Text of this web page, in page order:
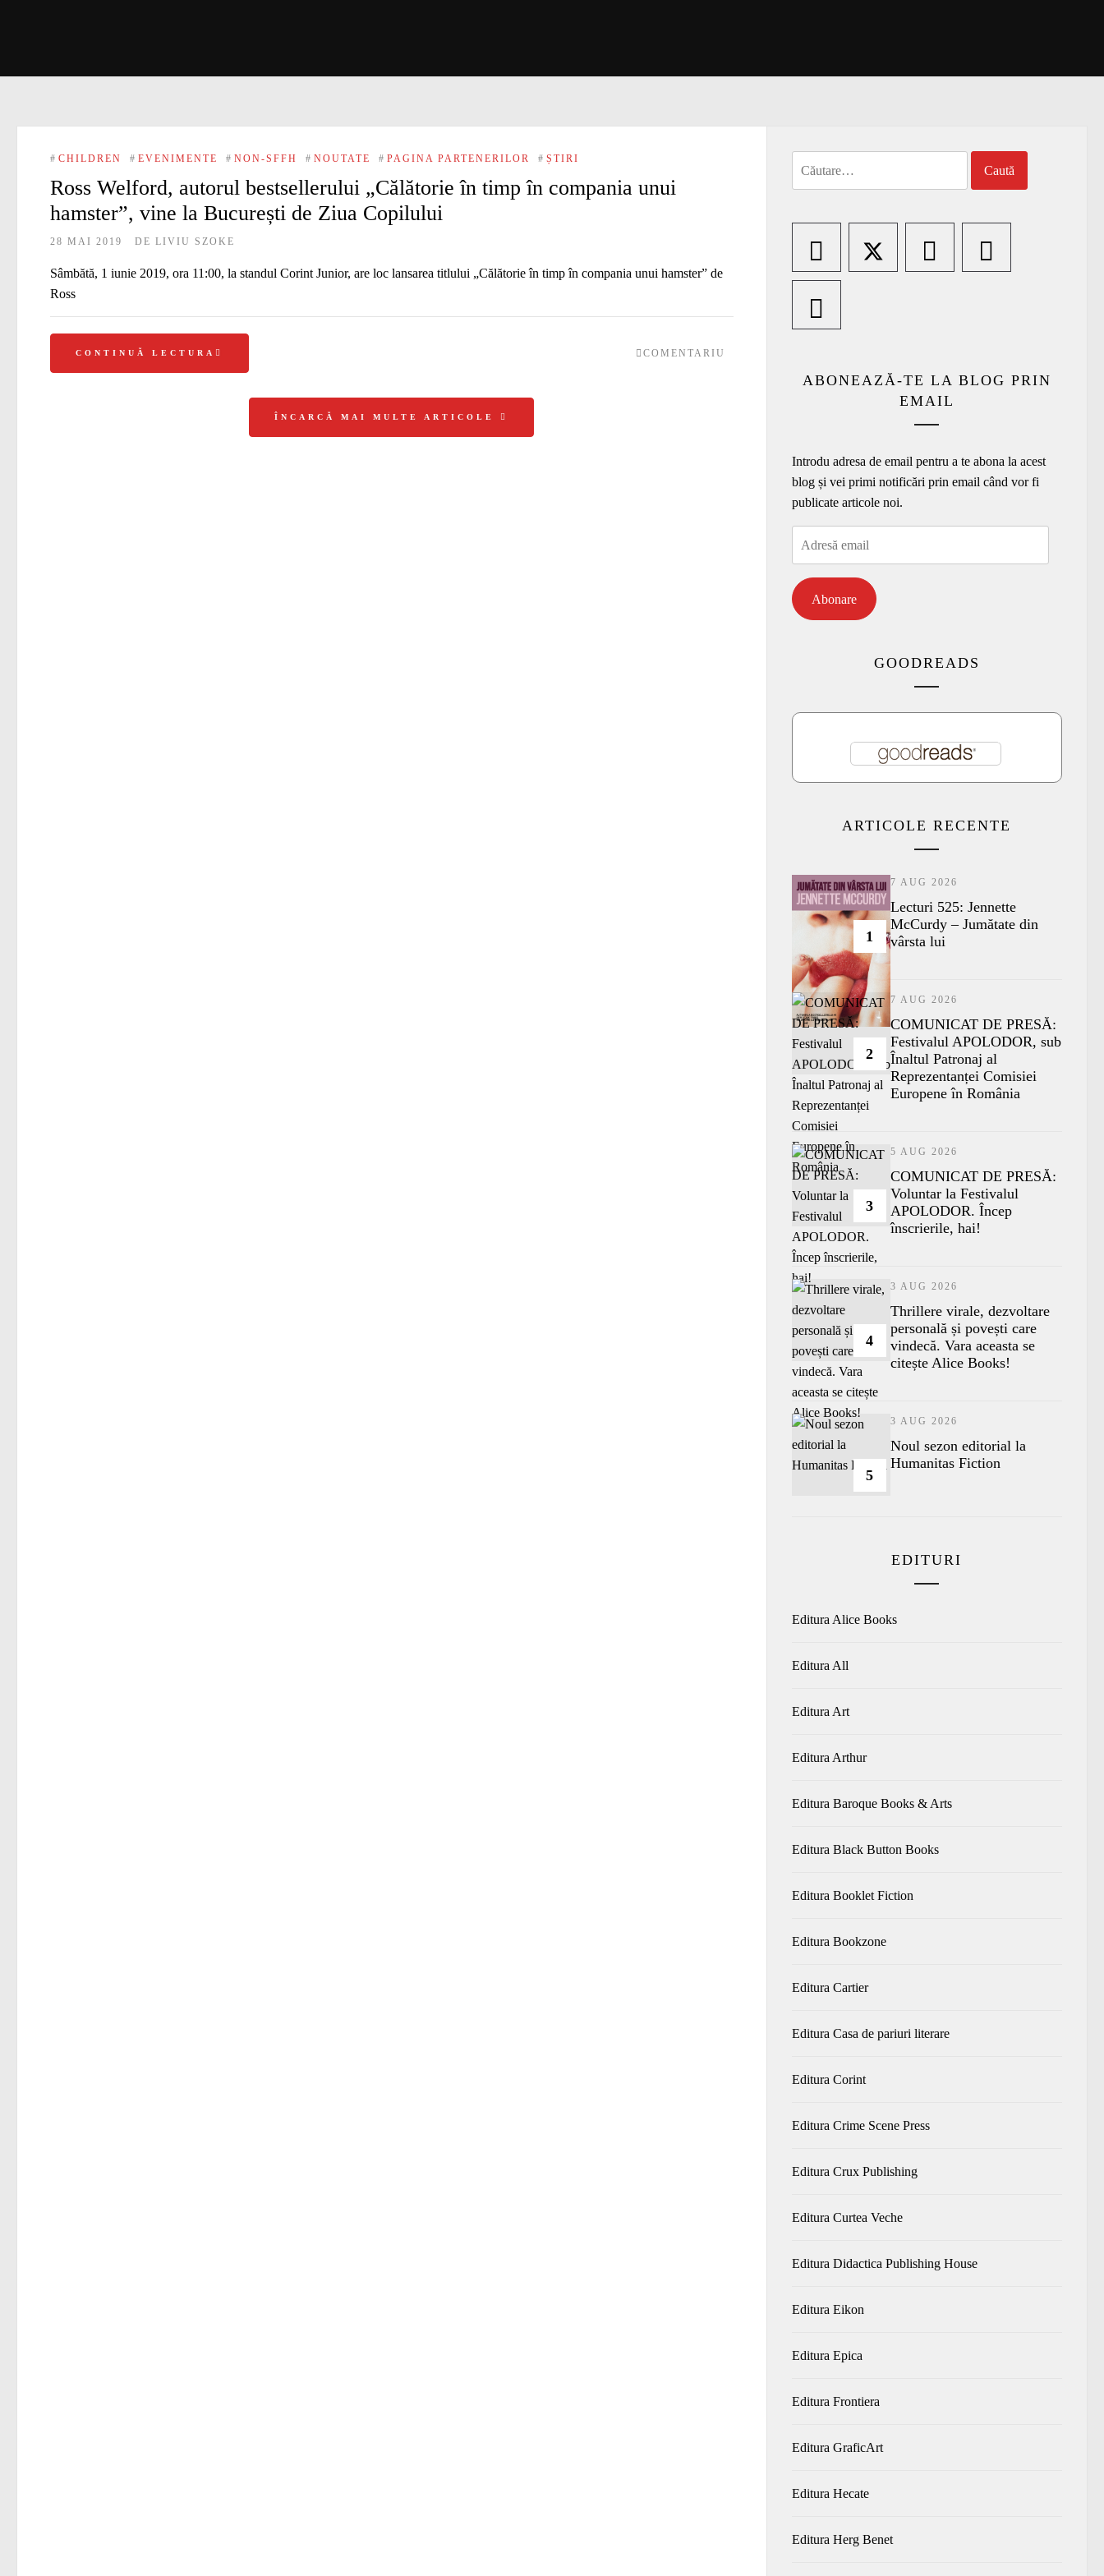
# CHILDREN # EVENIMENTE # NON-SFFH # NOUTATE # PAGINA PARTENERILOR # ȘTIRI
Ross Welford, autorul bestsellerului „Călătorie în timp în compania unui
hamster”, vine la București de Ziua Copilului
28 MAI 2019 DE LIVIU SZOKE
Sâmbătă, 1 iunie 2019, ora 11:00, la standul Corint Junior, are loc lansarea titlului „Călătorie în timp în compania unui hamster” de
Ross
CONTINUĂ LECTURA COMENTARIU
ÎNCARCĂ MAI MULTE ARTICOLE
ABONEAZĂ-TE LA BLOG PRIN
EMAIL
Introdu adresa de email pentru a te abona la acest
blog și vei primi notificări prin email când vor fi
publicate articole noi.
Abonare
GOODREADS
ARTICOLE RECENTE
1
7 AUG 2026
Lecturi 525: Jennette
McCurdy – Jumătate din
vârsta lui
2
7 AUG 2026
COMUNICAT DE PRESĂ:
Festivalul APOLODOR, sub
Înaltul Patronaj al
Reprezentanței Comisiei
Europene în România
3
5 AUG 2026
COMUNICAT DE PRESĂ:
Voluntar la Festivalul
APOLODOR. Încep
înscrierile, hai!
4
3 AUG 2026
Thrillere virale, dezvoltare
personală și povești care
vindecă. Vara aceasta se
citește Alice Books!
5
3 AUG 2026
​Noul sezon editorial la
Humanitas Fiction
EDITURI
Editura Alice Books
Editura All
Editura Art
Editura Arthur
Editura Baroque Books & Arts
Editura Black Button Books
Editura Booklet Fiction
Editura Bookzone
Editura Cartier
Editura Casa de pariuri literare
Editura Corint
Editura Crime Scene Press
Editura Crux Publishing
Editura Curtea Veche
Editura Didactica Publishing House
Editura Eikon
Editura Epica
Editura Frontiera
Editura GraficArt
Editura Hecate
Editura Herg Benet